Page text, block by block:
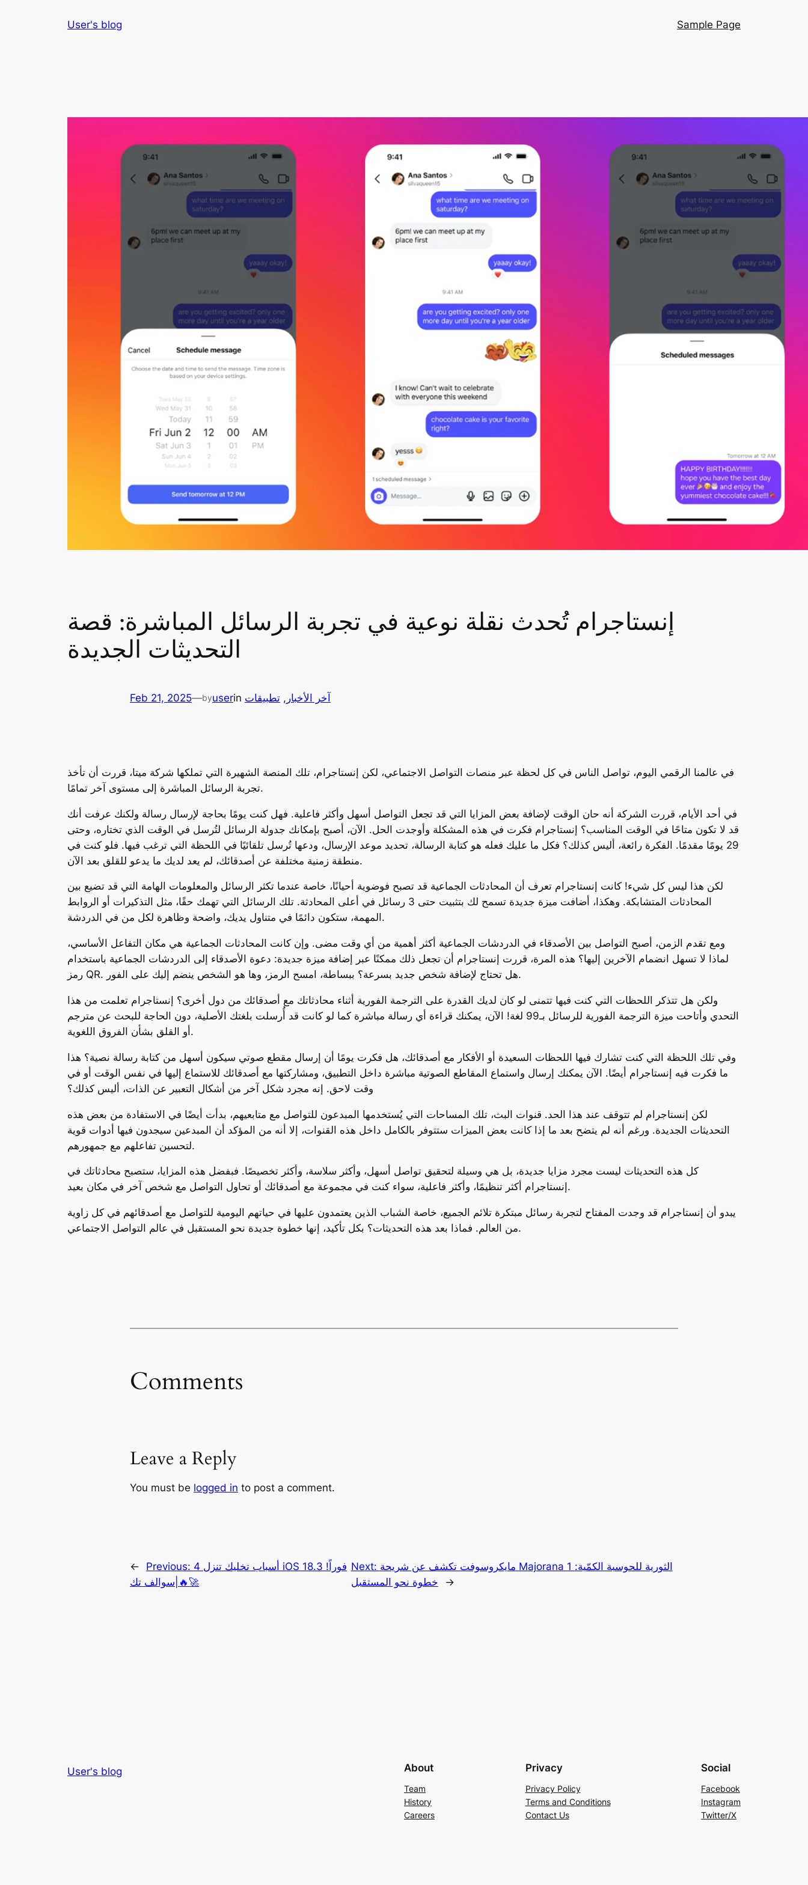
User's blog Sample Page
إنستاجرام تُحدث نقلة نوعية في تجربة الرسائل المباشرة: قصة
التحديثات الجديدة
Feb 21, 2025—byuserin آخر الأخبار , تطبيقات
في عالمنا الرقمي اليوم، تواصل الناس في كل لحظة عبر منصات التواصل الاجتماعي، لكن إنستاجرام، تلك المنصة الشهيرة التي تملكها شركة ميتا، قررت أن تأخذ
تجربة الرسائل المباشرة إلى مستوى آخر تمامًا.
في أحد الأيام، قررت الشركة أنه حان الوقت لإضافة بعض المزايا التي قد تجعل التواصل أسهل وأكثر فاعلية. فهل كنت يومًا بحاجة لإرسال رسالة ولكنك عرفت أنك
قد لا تكون متاحًا في الوقت المناسب؟ إنستاجرام فكرت في هذه المشكلة وأوجدت الحل. الآن، أصبح بإمكانك جدولة الرسائل لتُرسل في الوقت الذي تختاره، وحتى
29 يومًا مقدمًا. الفكرة رائعة، أليس كذلك؟ فكل ما عليك فعله هو كتابة الرسالة، تحديد موعد الإرسال، ودعها تُرسل تلقائيًا في اللحظة التي ترغب فيها. فلو كنت في
منطقة زمنية مختلفة عن أصدقائك، لم يعد لديك ما يدعو للقلق بعد الآن.
لكن هذا ليس كل شيء! كانت إنستاجرام تعرف أن المحادثات الجماعية قد تصبح فوضوية أحيانًا، خاصة عندما تكثر الرسائل والمعلومات الهامة التي قد تضيع بين
المحادثات المتشابكة. وهكذا، أضافت ميزة جديدة تسمح لك بتثبيت حتى 3 رسائل في أعلى المحادثة. تلك الرسائل التي تهمك حقًا، مثل التذكيرات أو الروابط
المهمة، ستكون دائمًا في متناول يديك، واضحة وظاهرة لكل من في الدردشة.
ومع تقدم الزمن، أصبح التواصل بين الأصدقاء في الدردشات الجماعية أكثر أهمية من أي وقت مضى. وإن كانت المحادثات الجماعية هي مكان التفاعل الأساسي،
لماذا لا تسهل انضمام الآخرين إليها؟ هذه المرة، قررت إنستاجرام أن تجعل ذلك ممكنًا عبر إضافة ميزة جديدة: دعوة الأصدقاء إلى الدردشات الجماعية باستخدام
رمز QR. هل تحتاج لإضافة شخص جديد بسرعة؟ ببساطة، امسح الرمز، وها هو الشخص ينضم إليك على الفور.
ولكن هل تتذكر اللحظات التي كنت فيها تتمنى لو كان لديك القدرة على الترجمة الفورية أثناء محادثاتك مع أصدقائك من دول أخرى؟ إنستاجرام تعلمت من هذا
التحدي وأتاحت ميزة الترجمة الفورية للرسائل بـ99 لغة! الآن، يمكنك قراءة أي رسالة مباشرة كما لو كانت قد أُرسلت بلغتك الأصلية، دون الحاجة للبحث عن مترجم
أو القلق بشأن الفروق اللغوية.
وفي تلك اللحظة التي كنت تشارك فيها اللحظات السعيدة أو الأفكار مع أصدقائك، هل فكرت يومًا أن إرسال مقطع صوتي سيكون أسهل من كتابة رسالة نصية؟ هذا
ما فكرت فيه إنستاجرام أيضًا. الآن يمكنك إرسال واستماع المقاطع الصوتية مباشرة داخل التطبيق، ومشاركتها مع أصدقائك للاستماع إليها في نفس الوقت أو في
وقت لاحق. إنه مجرد شكل آخر من أشكال التعبير عن الذات، أليس كذلك؟
لكن إنستاجرام لم تتوقف عند هذا الحد. قنوات البث، تلك المساحات التي يُستخدمها المبدعون للتواصل مع متابعيهم، بدأت أيضًا في الاستفادة من بعض هذه
التحديثات الجديدة. ورغم أنه لم يتضح بعد ما إذا كانت بعض الميزات ستتوفر بالكامل داخل هذه القنوات، إلا أنه من المؤكد أن المبدعين سيجدون فيها أدوات قوية
لتحسين تفاعلهم مع جمهورهم.
كل هذه التحديثات ليست مجرد مزايا جديدة، بل هي وسيلة لتحقيق تواصل أسهل، وأكثر سلاسة، وأكثر تخصيصًا. فبفضل هذه المزايا، ستصبح محادثاتك في
إنستاجرام أكثر تنظيمًا، وأكثر فاعلية، سواء كنت في مجموعة مع أصدقائك أو تحاول التواصل مع شخص آخر في مكان بعيد.
يبدو أن إنستاجرام قد وجدت المفتاح لتجربة رسائل مبتكرة تلائم الجميع، خاصة الشباب الذين يعتمدون عليها في حياتهم اليومية للتواصل مع أصدقائهم في كل زاوية
من العالم. فماذا بعد هذه التحديثات؟ بكل تأكيد، إنها خطوة جديدة نحو المستقبل في عالم التواصل الاجتماعي.
Comments
Leave a Reply
You must be logged in to post a comment.
← Previous: 4 أسباب تخليك تنزل iOS 18.3 فوراً!
🚀🔥|سوالف تك
Next: مايكروسوفت تكشف عن شريحة Majorana 1 الثورية للحوسبة الكمّية:
خطوة نحو المستقبل
→
User's blog About
Team
History
Careers
Privacy
Privacy Policy
Terms and Conditions
Contact Us
Social
Facebook
Instagram
Twitter/X